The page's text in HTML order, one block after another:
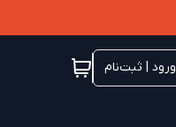
ورود | ثبت‌نام